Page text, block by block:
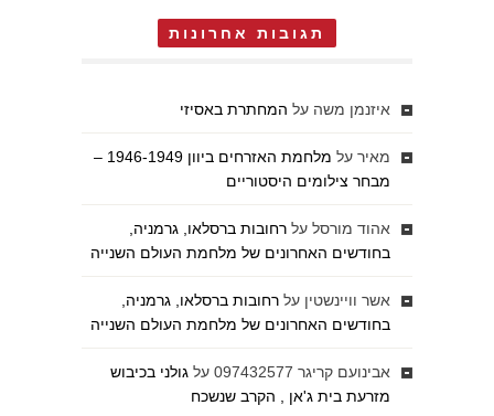
תגובות אחרונות
איזנמן משה על המחתרת באסיזי
מאיר על
מלחמת האזרחים ביוון 1946-1949 –
מבחר צילומים היסטוריים
אהוד מורסל על רחובות ברסלאו, גרמניה,
בחודשים האחרונים של מלחמת העולם השנייה
אשר וויינשטין על רחובות ברסלאו, גרמניה,
בחודשים האחרונים של מלחמת העולם השנייה
אבינועם קריגר 097432577 על גולני בכיבוש
מזרעת בית ג'אן , הקרב שנשכח